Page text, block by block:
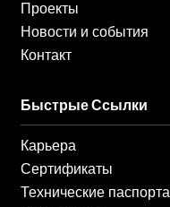
Проекты
Новости и события
Контакт
Быстрые Ссылки
Карьера
Сертификаты
Технические паспорта